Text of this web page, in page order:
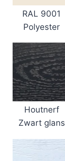
RAL 9001
Polyester
Houtnerf
Zwart glans